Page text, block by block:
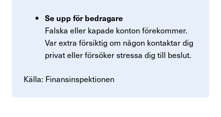
Se upp för bedragare
Falska eller kapade konton förekommer.
Var extra försiktig om någon kontaktar dig
privat eller försöker stressa dig till beslut.
Källa: Finansinspektionen